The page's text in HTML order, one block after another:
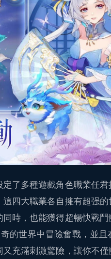
了多種遊戲角色職業任君
四大職業各自擁有超强的
時，也能獲得超暢快戰鬥
的世界中冒險奮戰，並且
充滿刺激驚險，讓你不僅